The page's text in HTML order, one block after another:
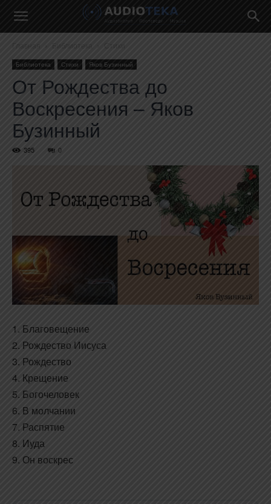
Главная Библиотека Стихи
Библиотека Стихи Яков Бузинный
От Рождества до
Воскресения – Яков
Бузинный
395 0
1. Благовещение
2. Рождество Иисуса
3. Рождество
4. Крещение
5. Богочеловек
6. В молчании
7. Распятие
8. Иуда
9. Он воскрес